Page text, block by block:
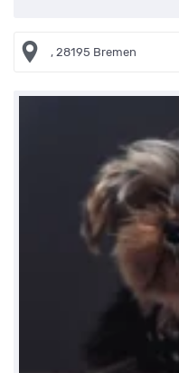
, 28195 Bremen